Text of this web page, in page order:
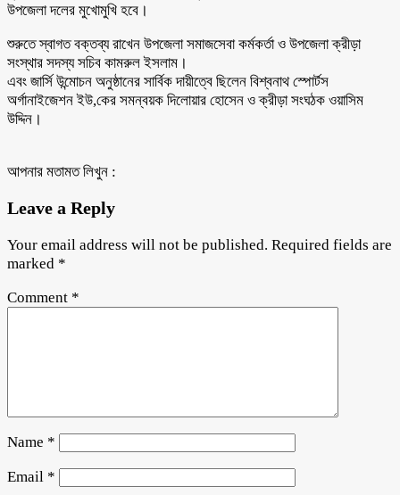
উপজেলা দলের মুখোমুখি হবে।
শুরুতে স্বাগত বক্তব্য রাখেন উপজেলা সমাজসেবা কর্মকর্তা ও উপজেলা ক্রীড়া
সংস্থার সদস্য সচিব কামরুল ইসলাম।
এবং জার্সি উন্মোচন অনুষ্ঠানের সার্বিক দায়ীত্বে ছিলেন বিশ্বনাথ স্পোর্টস
অর্গানাইজেশন ইউ,কের সমন্বয়ক দিলোয়ার হোসেন ও ক্রীড়া সংঘঠক ওয়াসিম
উদ্দিন।
আপনার মতামত লিখুন :
Leave a Reply
Your email address will not be published. Required fields are
marked *
Comment *
Name *
Email *